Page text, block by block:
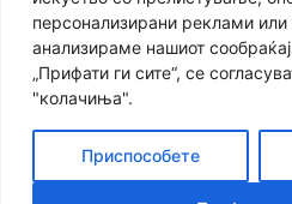
персонализирани реклами
анализираме нашиот
„Прифати ги сите“, се
"колачиња".
Приспособете
Политика за
Правила за учество
лојалност и политика